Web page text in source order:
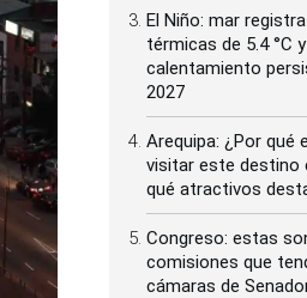
El Niño: mar
térmicas de 5.4 °C y
calentamiento
2027
Arequipa: ¿Por qué
visitar este destino
qué atractivos
Congreso: estas
comisiones que
cámaras de